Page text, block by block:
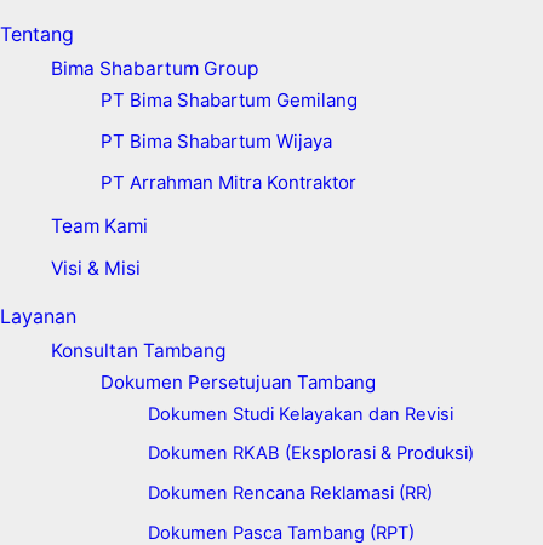
Tentang
Bima Shabartum Group
PT Bima Shabartum Gemilang
PT Bima Shabartum Wijaya
PT Arrahman Mitra Kontraktor
Team Kami
Visi & Misi
Layanan
Konsultan Tambang
Dokumen Persetujuan Tambang
Dokumen Studi Kelayakan dan Revisi
Dokumen RKAB (Eksplorasi & Produksi)
Dokumen Rencana Reklamasi (RR)
Dokumen Pasca Tambang (RPT)